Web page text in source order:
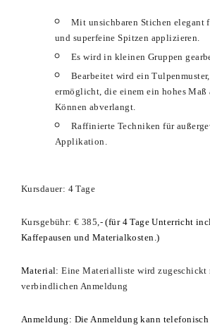
Mit unsichbaren Stichen elegant
und superfeine Spitzen applizieren.
Es wird in kleinen Gruppen
Bearbeitet wird ein
ermöglicht, die einem ein hohes Maß
Können abverlangt.
Raffinierte Techniken für
Applikation.
Kursdauer: 4 Tage
Kursgebühr: € 385,-(für 4 Tage Unterricht
Kaffepausen und Materialkosten.)
Material:Eine Materialliste wird zugeschickt
verbindlichen Anmeldung
Anmeldung: Die Anmeldung kann telefonisch